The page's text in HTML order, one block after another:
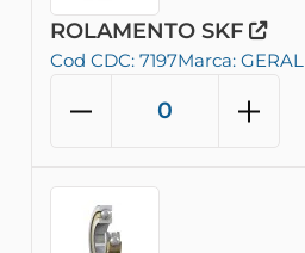
ROLAMENTO SKF
Cod CDC: 7197Marca: GERAL